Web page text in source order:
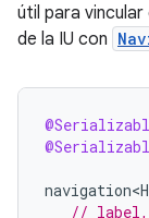
útil para
de la IU con
// label,